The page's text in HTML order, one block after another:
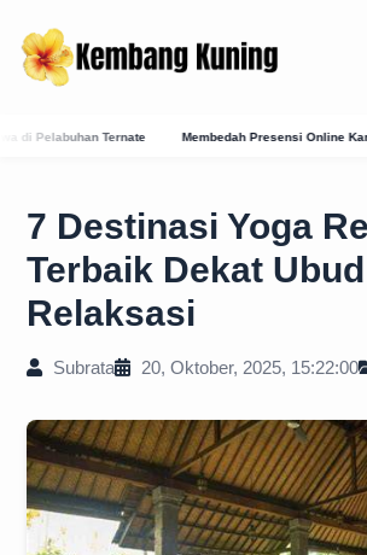
Presensi Online Karangasem: Strategi
7 Destinasi Yoga
Terbaik Dekat
Relaksasi
Subrata 20, Oktober, 2025, 15:22:00